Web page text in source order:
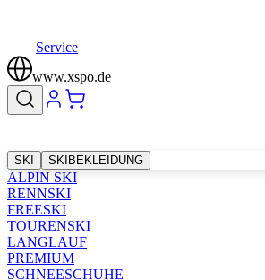
Service
www.xspo.de
SKI SKIBEKLEIDUNG
ALPIN SKI
RENNSKI
FREESKI
TOURENSKI
LANGLAUF
PREMIUM
SCHNEESCHUHE